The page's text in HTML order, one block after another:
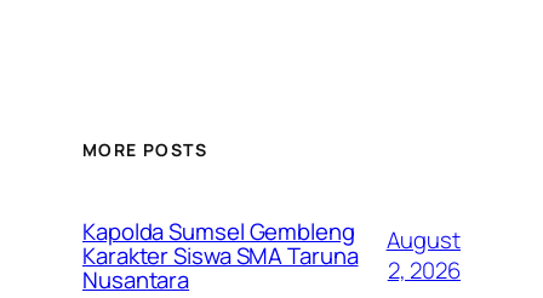
MORE POSTS
Kapolda Sumsel Gembleng
Karakter Siswa SMA Taruna
Nusantara
August
2, 2026